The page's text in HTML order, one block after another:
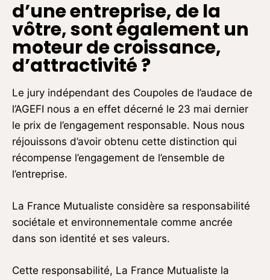
d’une entreprise, de la
vôtre, sont également un
moteur de croissance,
d’attractivité ?
Le jury indépendant des Coupoles de l’audace de
l’AGEFI nous a en effet décerné le 23 mai dernier
le prix de l’engagement responsable. Nous nous
réjouissons d’avoir obtenu cette distinction qui
récompense l’engagement de l’ensemble de
l’entreprise.
La France Mutualiste considère sa responsabilité
sociétale et environnementale comme ancrée
dans son identité et ses valeurs.
Cette responsabilité, La France Mutualiste la